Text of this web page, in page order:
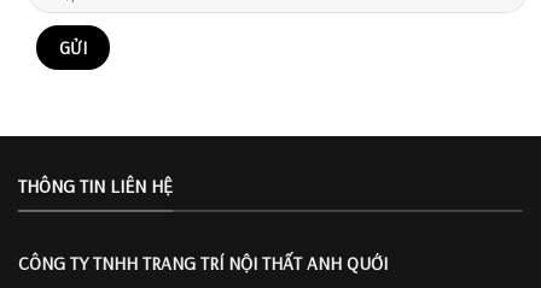
THÔNG TIN LIÊN HỆ
CÔNG TY TNHH TRANG TRÍ NỘI THẤT ANH QUỚI